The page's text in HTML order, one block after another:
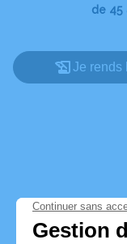
de 45
Je rends